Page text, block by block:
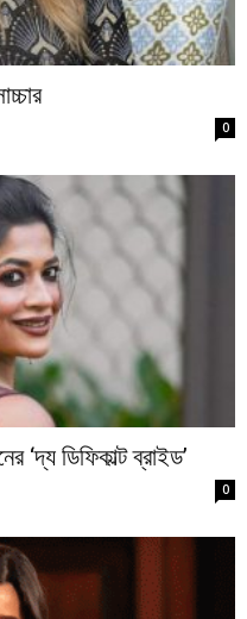
0
‘দ্য ডিফিকাল্ট ব্রাইড’
0